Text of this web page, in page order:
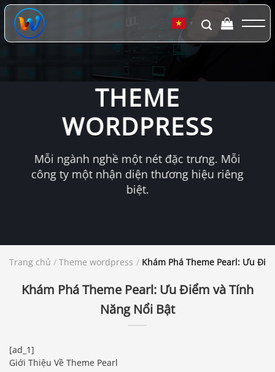
Chuyển
đến
dung
▼
THEME
WORDPRESS
Mỗi ngành nghề một nét đặc trưng. Mỗi
công ty một nhận diện thương hiệu riêng
biệt.
Trang chủ / Theme wordpress / Khám Phá Theme Pearl: Ưu
Khám Phá Theme Pearl: Ưu Điểm và Tính
Năng Nổi Bật
[ad_1]
Giới Thiệu Về Theme Pearl